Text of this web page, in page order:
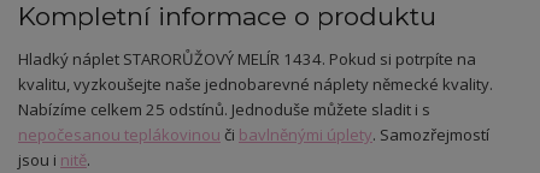
Kompletní informace o produktu
Hladký náplet STARORŮŽOVÝ MELÍR 1434. Pokud si potrpíte na
kvalitu, vyzkoušejte naše jednobarevné náplety německé kvality.
Nabízíme celkem 25 odstínů. Jednoduše můžete sladit i s
nepočesanou teplákovinou či bavlněnými úplety. Samozřejmostí
jsou i nitě.